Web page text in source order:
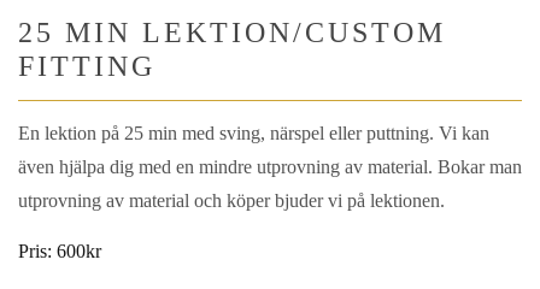
25 MIN LEKTION/CUSTOM
FITTING
En lektion på 25 min med sving, närspel eller puttning. Vi kan
även hjälpa dig med en mindre utprovning av material. Bokar man
utprovning av material och köper bjuder vi på lektionen.
Pris: 600kr